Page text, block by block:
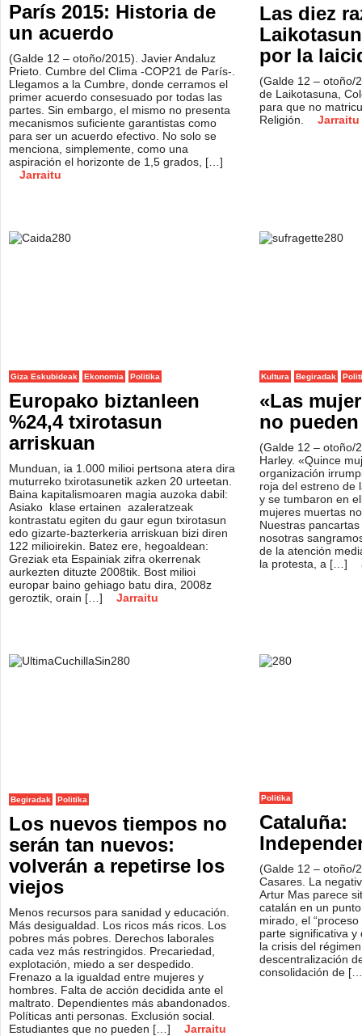
París 2015: Historia de
un acuerdo
(Galde 12 – otoño/2015). Javier Andaluz
Prieto. Cumbre del Clima -COP21 de París-.
Llegamos a la Cumbre, donde cerramos el
primer acuerdo consesuado por todas las
partes. Sin embargo, el mismo no presenta
mecanismos suficiente garantistas como
para ser un acuerdo efectivo. No solo se
menciona, simplemente, como una
aspiración el horizonte de 1,5 grados, […]
Jarraitu
Las diez
por la
(Galde 12 – otoño/
de Laikotasuna,
para que no
Religión.
Jarraitu
Giza Eskubideak Ekonomia Politika
Europako biztanleen
%24,4 txirotasun
arriskuan
Munduan, ia 1.000 milioi pertsona atera dira
muturreko txirotasunetik azken 20 urteetan.
Baina kapitalismoaren magia auzoka dabil:
Asiako klase ertainen azaleratzeak
kontrastatu egiten du gaur egun txirotasun
edo gizarte-bazterkeria arriskuan bizi diren
122 milioirekin. Batez ere, hegoaldean:
Greziak eta Espainiak zifra okerrenak
aurkezten dituzte 2008tik. Bost milioi
europar baino gehiago batu dira, 2008z
geroztik, orain […]
Jarraitu
Kultura Begiradak
«Las
no
(Galde 12 – otoño/
Harley. «Quince
organización
roja del estreno de
y se tumbaron en
mujeres muertas
Nuestras
nosotras
de la atención
la protesta, a […]
Begiradak Politika
Los nuevos tiempos no
serán tan nuevos:
volverán a repetirse los
viejos
Menos recursos para sanidad y educación.
Más desigualdad. Los ricos más ricos. Los
pobres más pobres. Derechos laborales
cada vez más restringidos. Precariedad,
explotación, miedo a ser despedido.
Frenazo a la igualdad entre mujeres y
hombres. Falta de acción decidida ante el
maltrato. Dependientes más abandonados.
Políticas anti personas. Exclusión social.
Estudiantes que no pueden […]
Jarraitu
Politika
Cataluña:
(Galde 12 – otoño/
Casares. La
Artur Mas parece
catalán en un
mirado, el
parte significativa
la crisis del
descentralización
consolidación de